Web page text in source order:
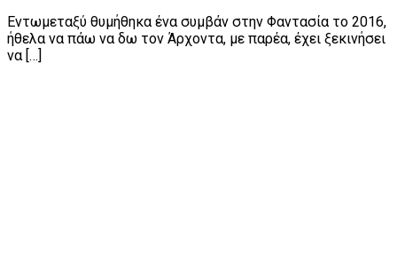
Εντωμεταξύ θυμήθηκα ένα συμβάν στην Φαντασία το 2016,
ήθελα να πάω να δω τον Άρχοντα, με παρέα, έχει ξεκινήσει
να […]